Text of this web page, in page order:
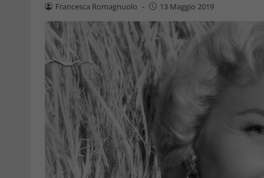
Francesca Romagnuolo - 13 Maggio 2019